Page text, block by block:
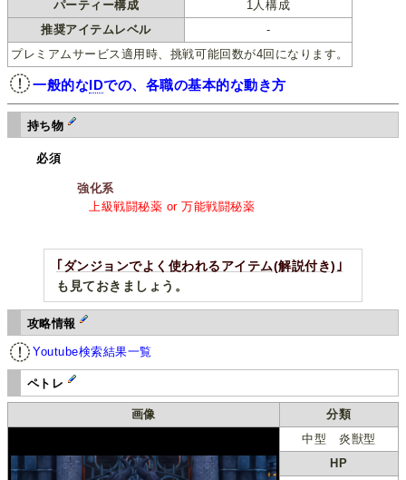
パーティー構成
1人構成
推奨アイテムレベル
-
プレミアムサービス適用時、挑戦可能回数が4回になります。
一般的なIDでの、各職の基本的な動き方
持ち物
必須
強化系
上級戦闘秘薬 or 万能戦闘秘薬
｢ダンジョンでよく使われるアイテム(解説付き)｣
も見ておきましょう。
攻略情報
Youtube検索結果一覧
ペトレ
画像
分類
中型 炎獣型
HP